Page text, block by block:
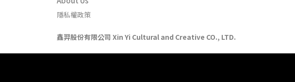
隱私權政策
鑫羿股份有限公司 Xin Yi Cultural and Creative CO., LTD.